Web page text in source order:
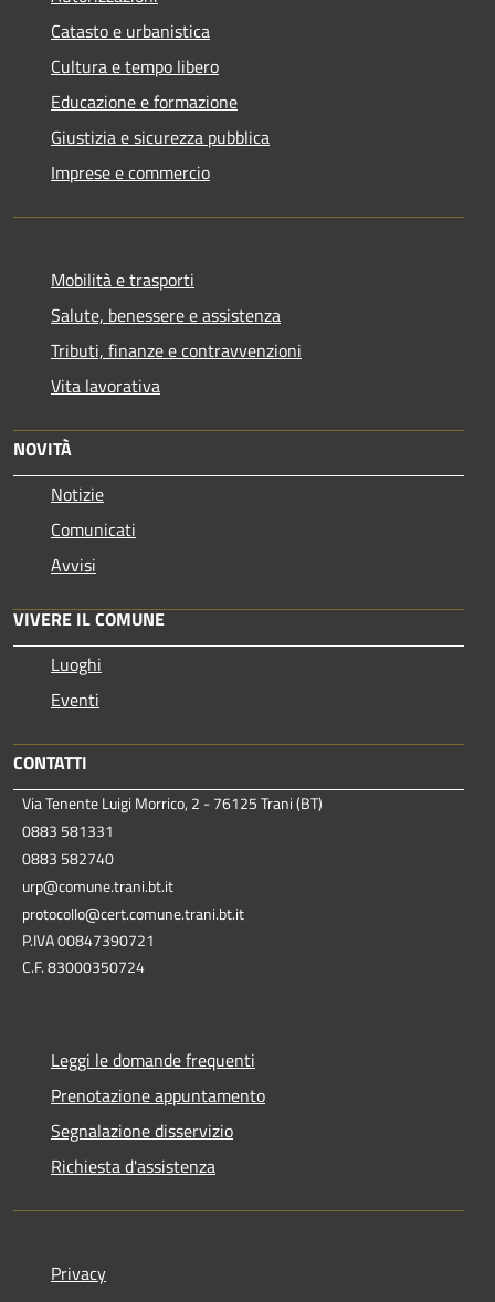
Catasto e urbanistica
Cultura e tempo libero
Educazione e formazione
Giustizia e sicurezza pubblica
Imprese e commercio
Mobilità e trasporti
Salute, benessere e assistenza
Tributi, finanze e contravvenzioni
Vita lavorativa
NOVITÀ
Notizie
Comunicati
Avvisi
VIVERE IL COMUNE
Luoghi
Eventi
CONTATTI
Via Tenente Luigi Morrico, 2 - 76125 Trani (BT)
0883 581331
0883 582740
urp@comune.trani.bt.it
protocollo@cert.comune.trani.bt.it
P.IVA 00847390721
C.F. 83000350724
Leggi le domande frequenti
Prenotazione appuntamento
Segnalazione disservizio
Richiesta d'assistenza
Privacy